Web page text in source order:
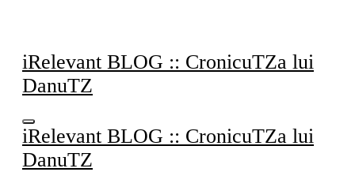
iRelevant BLOG :: CronicuTZa lui
DanuTZ
iRelevant BLOG :: CronicuTZa lui
DanuTZ